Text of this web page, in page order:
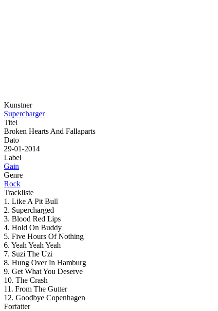
Kunstner
Supercharger
Titel
Broken Hearts And Fallaparts
Dato
29-01-2014
Label
Gain
Genre
Rock
Trackliste
1. Like A Pit Bull
2. Supercharged
3. Blood Red Lips
4. Hold On Buddy
5. Five Hours Of Nothing
6. Yeah Yeah Yeah
7. Suzi The Uzi
8. Hung Over In Hamburg
9. Get What You Deserve
10. The Crash
11. From The Gutter
12. Goodbye Copenhagen
Forfatter